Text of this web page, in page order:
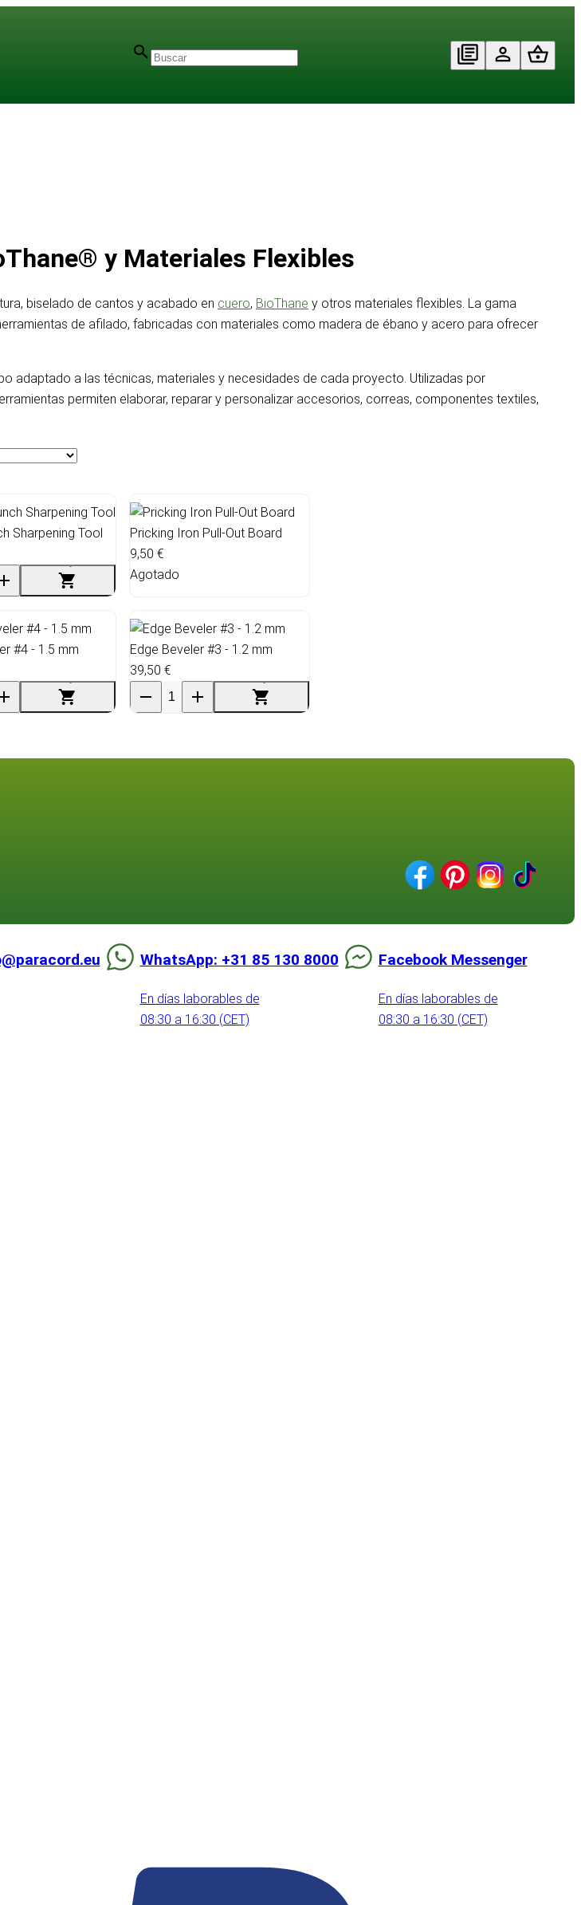
y Materiales Flexibles
biselado de cantos y acabado en cuero, BioThane y otros materiales flexibles. La gama
de afilado, fabricadas con materiales como madera de ébano y acero para ofrecer
adaptado a las técnicas, materiales y necesidades de cada proyecto. Utilizadas por
permiten elaborar, reparar y personalizar accesorios, correas, componentes textiles,
Sharpening Tool
Pricking Iron Pull-Out Board
9,50 €
Agotado
#4 - 1.5 mm
Edge Beveler #3 - 1.2 mm
39,50 €
WhatsApp: +31 85 130 8000
En días laborables de
08:30 a 16:30 (CET)
Facebook Messenger
En días laborables de
08:30 a 16:30 (CET)